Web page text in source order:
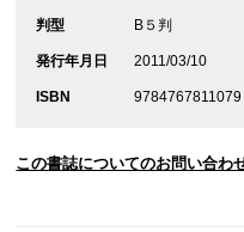
判型 B５判
発行年月日 2011/03/10
ISBN 9784767811079
この書誌についてのお問い合わ